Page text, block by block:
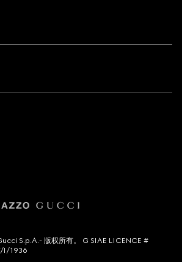
S.p.A.- 版权所有。 G SIAE LICENCE #
I/1936